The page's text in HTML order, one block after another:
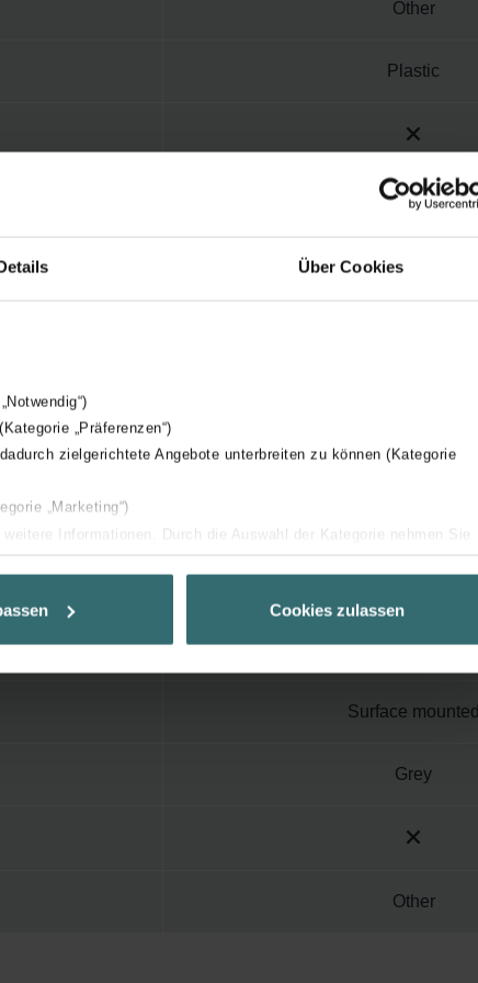
Über Cookies
„Präferenzen“)
zielgerichtete Angebote unterbreiten zu können (Kategorie
„Marketing“)
Informationen. Durch die Auswahl der Kategorie nehmen Sie
zu ermöglichen und Ihnen maßgeschneiderte Informationen
können Sie selbstverständlich über einen Link in der
Cookies zulassen
Other
Plastic
Ethernet
Surface mounted
Grey
Other